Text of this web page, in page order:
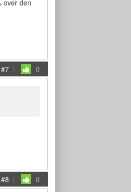
over den
#7 | 0
#8 | 0